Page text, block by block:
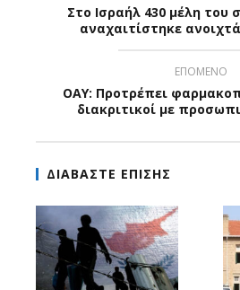
Στο Ισραήλ 430 μέλη του
αναχαιτίστηκε
ΕΠΟΜΕΝΟ
ΟΑΥ: Προτρέπει
διακριτικοί με
ΔΙΑΒΑΣΤΕ ΕΠΙΣΗΣ